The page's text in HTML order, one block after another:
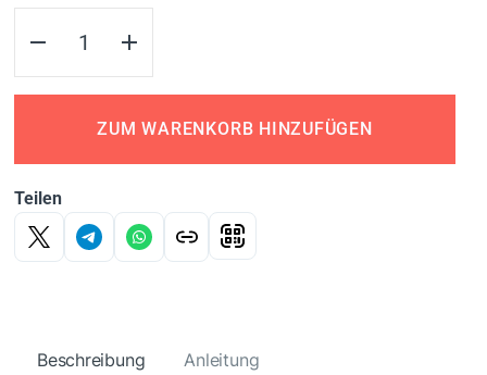
ZUM WARENKORB HINZUFÜGEN
Teilen
Beschreibung Anleitung